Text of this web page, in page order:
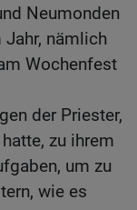
Neumonden
nämlich
Wochenfest
der Priester,
zu ihrem
um zu
wie es